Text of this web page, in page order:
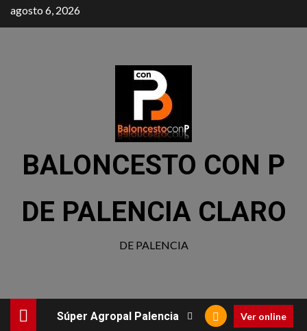
agosto 6, 2026
BALONCESTO CON P
DE PALENCIA CLARO
DE PALENCIA
Súper Agropal Palencia Ver online